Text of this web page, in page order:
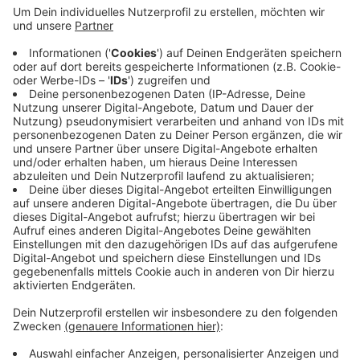
Veröffentlicht:Donnerstag, 01.10.2020 15:53
Anzeige
Fast 450 Mönchengladbacher befinden sich zur Zeit in
Quarantäne. Der Inzidenzwert für die Zahl der
Neuinfektionen innerhalb einer Woche ist weiter stabil.
Aktuell kommen auf 100.000 Einwohner knapp 12
Fälle. Der bundesweite Grenzwert liegt bei 50.
Anzeige
Anzeige